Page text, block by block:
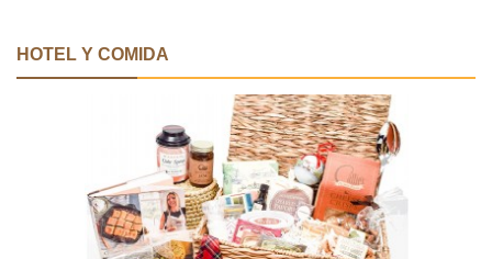
HOTEL Y COMIDA